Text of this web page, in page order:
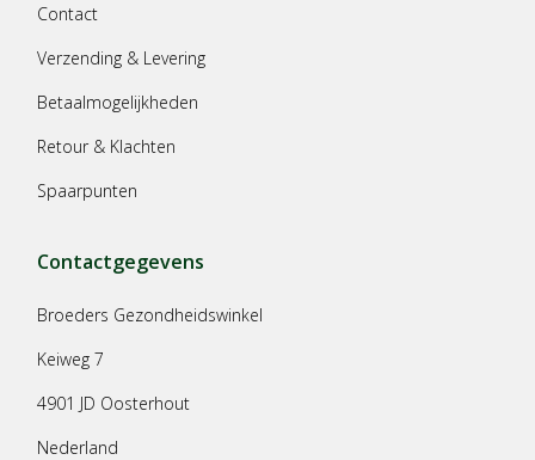
Contact
Verzending & Levering
Betaalmogelijkheden
Retour & Klachten
Spaarpunten
Contactgegevens
Broeders Gezondheidswinkel
Keiweg 7
4901 JD Oosterhout
Nederland